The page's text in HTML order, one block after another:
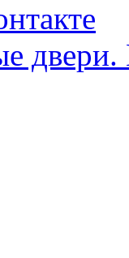
двери.